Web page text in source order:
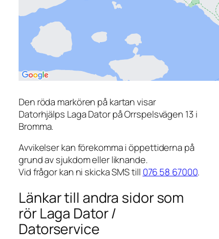
Den röda markören på kartan visar
Datorhjälps Laga Dator på Orrspelsvägen 13 i
Bromma.
Avvikelser kan förekomma i öppettiderna på
grund av sjukdom eller liknande.
Vid frågor kan ni skicka SMS till 076 58 67000.
Länkar till andra sidor som
rör Laga Dator /
Datorservice